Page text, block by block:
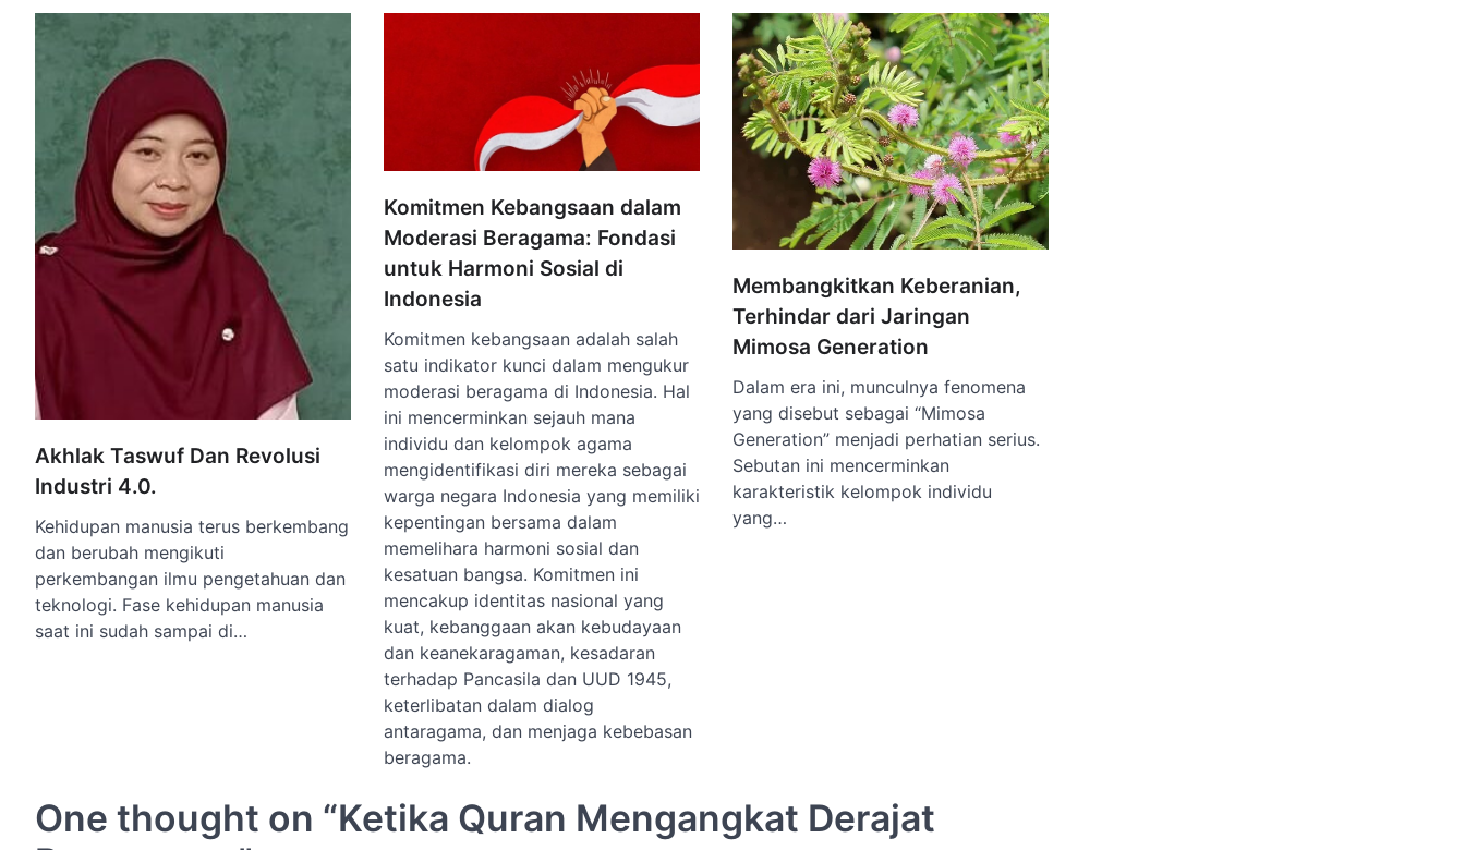
Akhlak Taswuf Dan Revolusi
Industri 4.0.
Kehidupan manusia terus berkembang
dan berubah mengikuti
perkembangan ilmu pengetahuan dan
teknologi. Fase kehidupan manusia
saat ini sudah sampai di…
Komitmen Kebangsaan dalam
Moderasi Beragama: Fondasi
untuk Harmoni Sosial di
Indonesia
Komitmen kebangsaan adalah salah
satu indikator kunci dalam mengukur
moderasi beragama di Indonesia. Hal
ini mencerminkan sejauh mana
individu dan kelompok agama
mengidentifikasi diri mereka sebagai
warga negara Indonesia yang memiliki
kepentingan bersama dalam
memelihara harmoni sosial dan
kesatuan bangsa. Komitmen ini
mencakup identitas nasional yang
kuat, kebanggaan akan kebudayaan
dan keanekaragaman, kesadaran
terhadap Pancasila dan UUD 1945,
keterlibatan dalam dialog
antaragama, dan menjaga kebebasan
beragama.
Membangkitkan Keberanian,
Terhindar dari Jaringan
Mimosa Generation
Dalam era ini, munculnya fenomena
yang disebut sebagai “Mimosa
Generation” menjadi perhatian serius.
Sebutan ini mencerminkan
karakteristik kelompok individu
yang…
One thought on “Ketika Quran Mengangkat Derajat